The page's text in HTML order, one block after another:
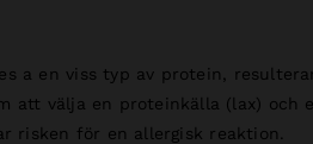
a en viss typ av protein,
att välja en proteinkälla (lax) och
risken för en allergisk reaktion.